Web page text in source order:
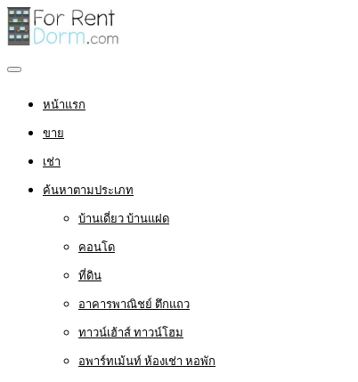
หน้าแรก
ขาย
เช่า
ค้นหาตามประเภท
บ้านเดี่ยว บ้านแฝด
คอนโด
ที่ดิน
อาคารพาณิชย์ ตึกแถว
ทาวน์เฮ้าส์ ทาวน์โฮม
อพาร์ทเม้นท์ ห้องเช่า หอพัก